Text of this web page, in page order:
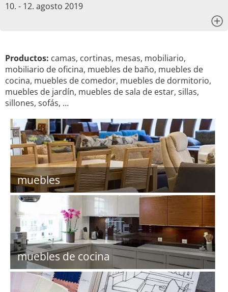
10. - 12. agosto 2019
Productos: camas, cortinas, mesas, mobiliario,
mobiliario de oficina, muebles de baño, muebles de
cocina, muebles de comedor, muebles de dormitorio,
muebles de jardín, muebles de sala de estar, sillas,
sillones, sofás, …
muebles
muebles de cocina